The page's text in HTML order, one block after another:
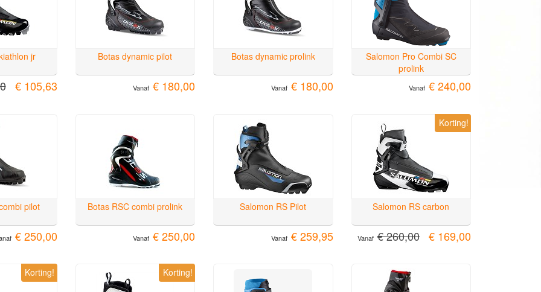
jr
€ 105,63
Botas dynamic pilot
Vanaf € 180,00
Botas dynamic prolink
Vanaf € 180,00
Salomon Pro Combi SC
prolink
Vanaf € 240,00
pilot
€ 250,00
Botas RSC combi prolink
Vanaf € 250,00
Salomon RS Pilot
Vanaf € 259,95
Korting!
Salomon RS carbon
Vanaf € 260,00 € 169,00
Korting! Korting!